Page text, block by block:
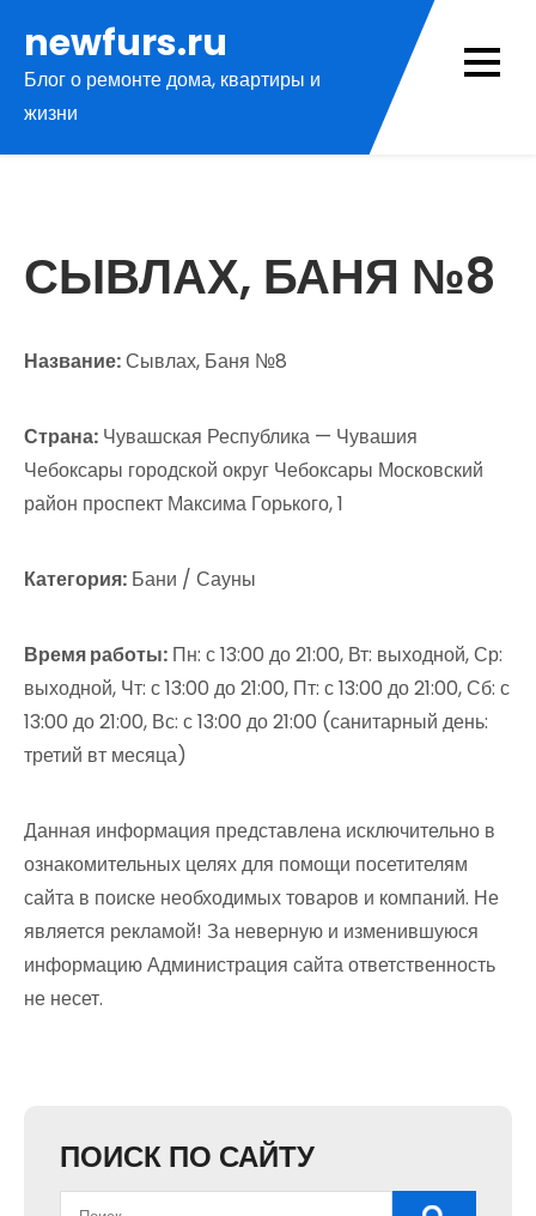
содержимому
newfurs.ru
Блог о ремонте дома, квартиры и
жизни
СЫВЛАХ, БАНЯ №8
Название:Сывлах, Баня №8
Страна: Чувашская Республика — Чувашия
Чебоксары городской округ Чебоксары Московский
район проспект Максима Горького, 1
Категория: Бани / Сауны
Время работы: Пн: с 13:00 до 21:00, Вт: выходной, Ср:
выходной, Чт: с 13:00 до 21:00, Пт: с 13:00 до 21:00, Сб: с
13:00 до 21:00, Вс: с 13:00 до 21:00 (санитарный день:
третий вт месяца)
Данная информация представлена исключительно в
ознакомительных целях для помощи посетителям
сайта в поиске необходимых товаров и компаний. Не
является рекламой! За неверную и изменившуюся
информацию Администрация сайта ответственность
не несет.
ПОИСК ПО САЙТУ